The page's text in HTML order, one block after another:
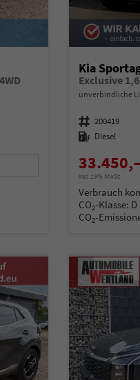
Kia
Exclusive
unverbindliche
Fahrzeugnummer 200419
Kraftstoff Diesel
incl. 19% MwSt.
Verbrauch
CO2-Klasse: D
CO2-